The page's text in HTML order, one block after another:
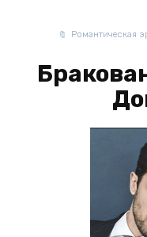
Романтическая